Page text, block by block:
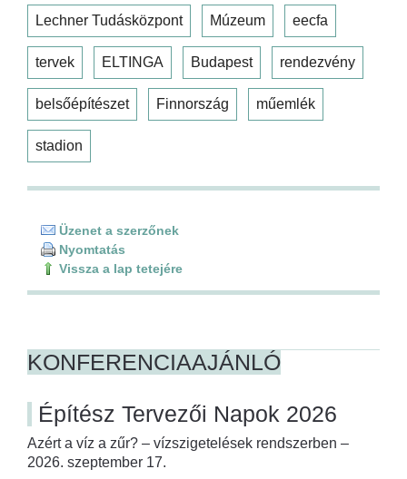
Lechner Tudásközpont Múzeum eecfa
tervek ELTINGA Budapest rendezvény
belsőépítészet Finnország műemlék
stadion
Üzenet a szerzőnek
Nyomtatás
Vissza a lap tetejére
KONFERENCIAAJÁNLÓ
Építész Tervezői Napok 2026
Azért a víz a zűr? – vízszigetelések rendszerben –
2026. szeptember 17.